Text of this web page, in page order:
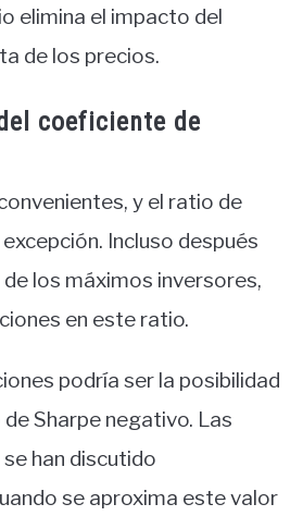
elimina el impacto del
de los precios.
coeficiente de
y el ratio de
Incluso después
los máximos inversores,
en este ratio.
podría ser la posibilidad
Sharpe negativo. Las
han discutido
se aproxima este valor